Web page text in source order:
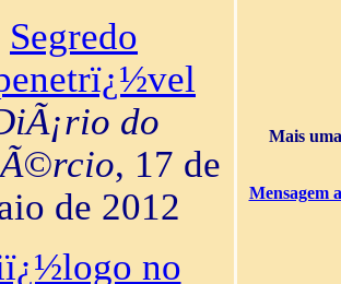
Segredo
do
, 17 de
de 2012
no
Mais
Mensagem